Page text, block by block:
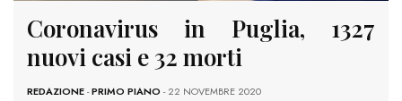
Coronavirus in Puglia, 1327
nuovi casi e 32 morti
REDAZIONE-PRIMO PIANO - 22 NOVEMBRE 2020